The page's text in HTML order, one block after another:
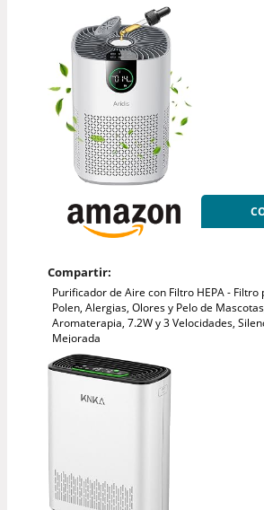
Compartir:
Purificador de Aire con Filtro HEPA -
Polen, Alergias, Olores y Pelo de
Aromaterapia, 7.2W y 3 Velocidades,
Mejorada